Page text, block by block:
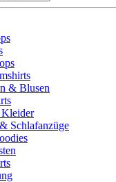
& Blusen
Schlafanzüge